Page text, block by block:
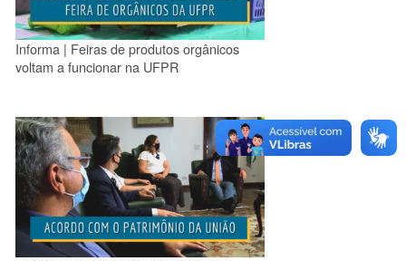
Informa | Feiras de produtos orgânicos
voltam a funcionar na UFPR